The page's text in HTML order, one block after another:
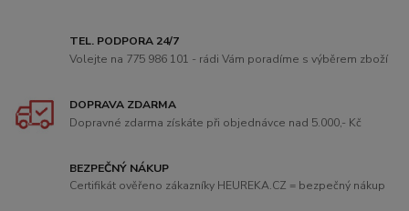
TEL. PODPORA 24/7
Volejte na 775 986 101 - rádi Vám poradíme s výběrem zboží
DOPRAVA ZDARMA
Dopravné zdarma získáte při objednávce nad 5.000,- Kč
BEZPEČNÝ NÁKUP
Certifikát ověřeno zákazníky HEUREKA.CZ = bezpečný nákup